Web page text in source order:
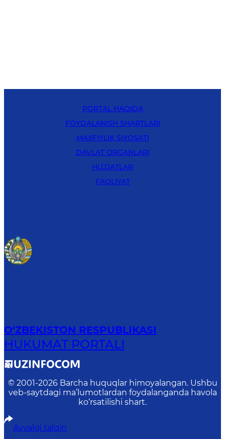
PORTAL HAQIDA
FOYDALANISH SHARTLARI
MAXFIYLIK SIYOSATI
DAVLAT ORGANLARI
HUJJATLAR
FAOLIYAT
O‘ZBEKISTON RESPUBLIKASI
HUKUMAT PORTALI
© 2001-2026 Barcha huquqlar himoyalangan. Ushbu
veb-saytdagi ma’lumotlardan foydalanganda havola
ko‘rsatilishi shart.
Avvalgi talqin